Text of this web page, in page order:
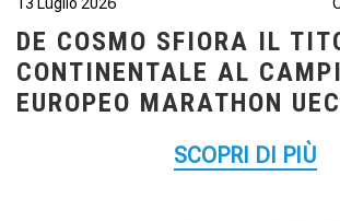
13 Luglio 2026
DE COSMO SFIORA IL
CONTINENTALE AL
EUROPEO MARATHON UEC
SCOPRI DI PIÙ